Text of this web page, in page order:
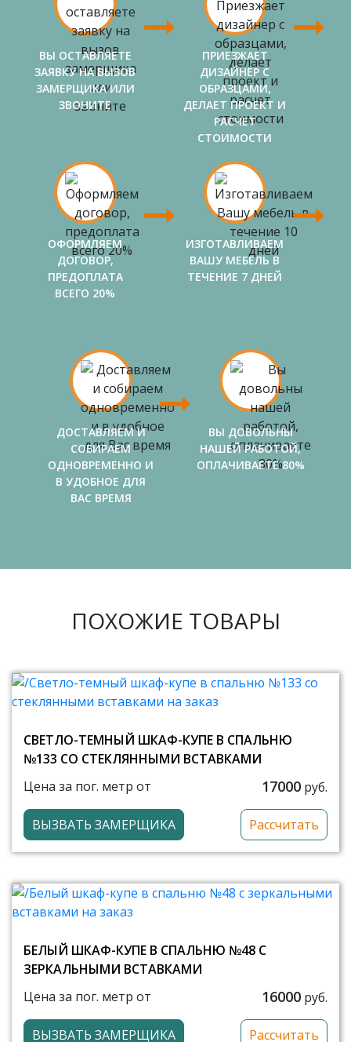
ВЫ ОСТАВЛЯЕТЕ
ЗАЯВКУ НА ВЫЗОВ
ЗАМЕРЩИКА ИЛИ
ЗВОНИТЕ
ПРИЕЗЖАЕТ
ДИЗАЙНЕР С
ОБРАЗЦАМИ,
ДЕЛАЕТ ПРОЕКТ И
РАСЧЕТ
СТОИМОСТИ
ОФОРМЛЯЕМ
ДОГОВОР,
ПРЕДОПЛАТА
ВСЕГО 20%
ИЗГОТАВЛИВАЕМ
ВАШУ МЕБЕЛЬ В
ТЕЧЕНИЕ 7 ДНЕЙ
ДОСТАВЛЯЕМ И
СОБИРАЕМ
ОДНОВРЕМЕННО И
В УДОБНОЕ ДЛЯ
ВАС ВРЕМЯ
ВЫ ДОВОЛЬНЫ
НАШЕЙ РАБОТОЙ,
ОПЛАЧИВАЕТЕ 80%
ПОХОЖИЕ ТОВАРЫ
СВЕТЛО-ТЕМНЫЙ ШКАФ-КУПЕ В СПАЛЬНЮ
№133 СО СТЕКЛЯННЫМИ ВСТАВКАМИ
Цена за пог. метр от
17000 руб.
ВЫЗВАТЬ ЗАМЕРЩИКА Рассчитать
БЕЛЫЙ ШКАФ-КУПЕ В СПАЛЬНЮ №48 С
ЗЕРКАЛЬНЫМИ ВСТАВКАМИ
Цена за пог. метр от
16000 руб.
ВЫЗВАТЬ ЗАМЕРЩИКА Рассчитать